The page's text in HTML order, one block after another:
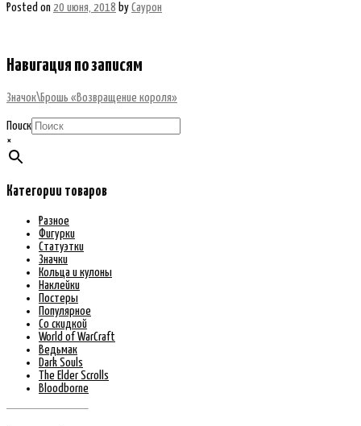
Posted on 20 июня, 2018 by Саурон
Навигация по записям
Значок\Брошь «Возвращение короля»
Поиск
×
Категории товаров
Разное
Фигурки
Статуэтки
Значки
Кольца и кулоны
Наклейки
Постеры
Популярное
Со скидкой
World of WarCraft
Ведьмак
Dark Souls
The Elder Scrolls
Bloodborne